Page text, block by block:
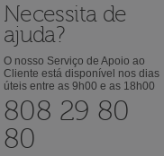
Necessita de
ajuda?
O nosso Serviço de Apoio ao
Cliente está disponível nos dias
úteis entre as 9h00 e as 18h00
808 29 80
80